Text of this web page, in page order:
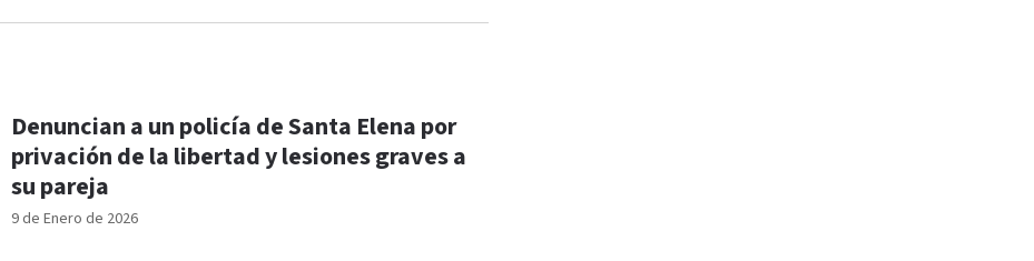
9 de Enero de 2026
Denuncian a un policía de Santa Elena por
privación de la libertad y lesiones graves a
su pareja